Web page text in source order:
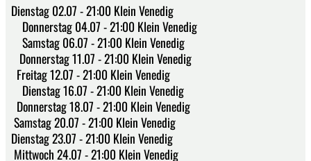
Dienstag 02.07 - 21:00 Klein Venedig
Donnerstag 04.07 - 21:00 Klein Venedig
Samstag 06.07 - 21:00 Klein Venedig
Donnerstag 11.07 - 21:00 Klein Venedig
Freitag 12.07 - 21:00 Klein Venedig
Dienstag 16.07 - 21:00 Klein Venedig
Donnerstag 18.07 - 21:00 Klein Venedig
Samstag 20.07 - 21:00 Klein Venedig
Dienstag 23.07 - 21:00 Klein Venedig
Mittwoch 24.07 - 21:00 Klein Venedig